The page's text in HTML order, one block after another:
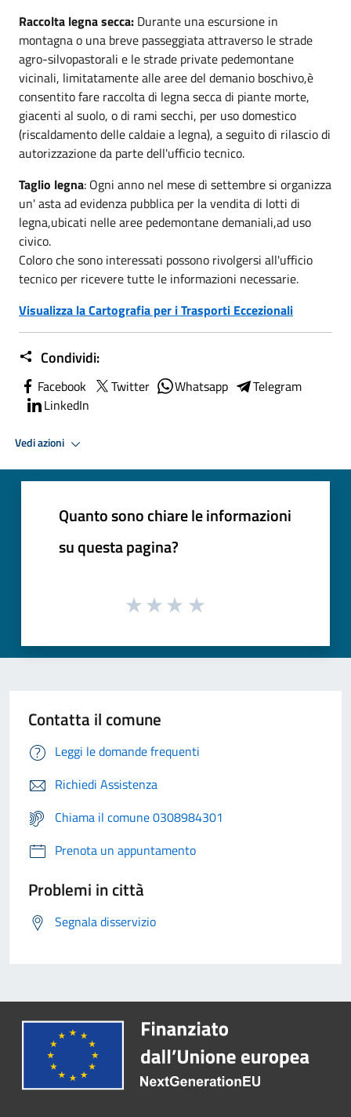
Raccolta legna secca: Durante una escursione in
montagna o una breve passeggiata attraverso le strade
agro-silvopastorali e le strade private pedemontane
vicinali, limitatamente alle aree del demanio boschivo,è
consentito fare raccolta di legna secca di piante morte,
giacenti al suolo, o di rami secchi, per uso domestico
(riscaldamento delle caldaie a legna), a seguito di rilascio di
autorizzazione da parte dell'ufficio tecnico.
Taglio legna: Ogni anno nel mese di settembre si organizza
un' asta ad evidenza pubblica per la vendita di lotti di
legna,ubicati nelle aree pedemontane demaniali,ad uso
civico.
Coloro che sono interessati possono rivolgersi all'ufficio
tecnico per ricevere tutte le informazioni necessarie.
Visualizza la Cartografia per i Trasporti Eccezionali
Condividi:
Facebook Twitter Whatsapp
Telegram
LinkedIn
Vedi azioni
Quanto sono chiare le informazioni
su questa pagina?
Contatta il comune
Leggi le domande frequenti
Richiedi Assistenza
Chiama il comune 0308984301
Prenota un appuntamento
Problemi in città
Segnala disservizio